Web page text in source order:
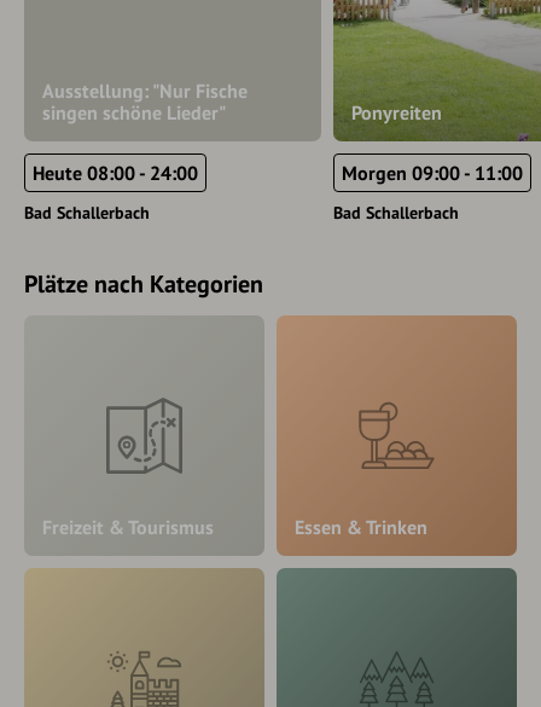
Ausstellung: "Nur Fische
singen schöne Lieder"
Heute 08:00 - 24:00
Bad Schallerbach
Ponyreiten
Morgen 09:00 - 11:00
Bad Schallerbach
Plätze nach Kategorien
Freizeit & Tourismus Essen & Trinken